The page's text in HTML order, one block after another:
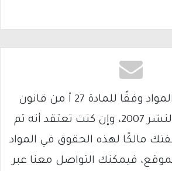
يتم الاستخدام المواد وفقًا للمادة 27 أ من قانون
حقوق التأليف والنشر 2007، وإن كنت تعتقد أنه تم
مالكًا لهذه الحقوق في المواد
فيمكنك التواصل معنا عبر